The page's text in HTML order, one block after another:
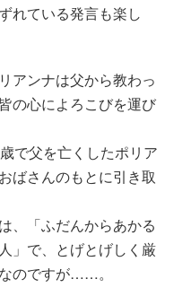
れている発言も楽し
アンナは父から教わっ
の心によろこびを運び
で父を亡くしたポリア
ばさんのもとに引き取
、「ふだんからあかる
」で、とげとげしく厳
のですが……。